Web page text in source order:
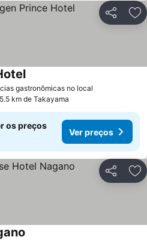
Partilhar
gastronômicas no local
km de Takayama
os preços
Ver preços
Partilhar